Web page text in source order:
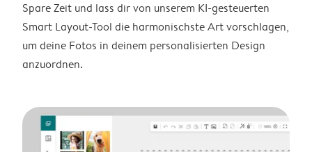
Spare Zeit und lass dir von unserem KI-gesteuerten
Smart Layout-Tool die harmonischste Art vorschlagen,
um deine Fotos in deinem personalisierten Design
anzuordnen.